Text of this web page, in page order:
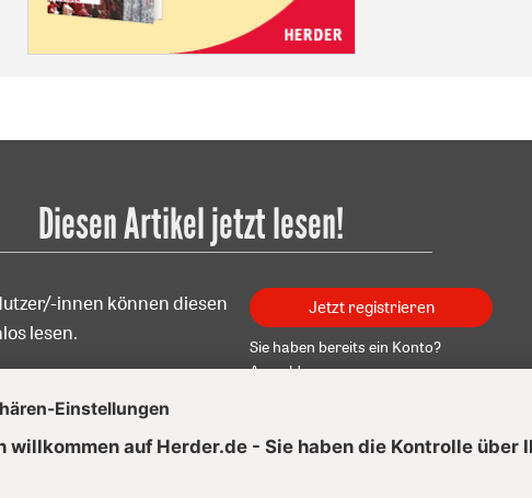
Diesen Artikel jetzt lesen!
innen können diesen
lesen.
Jetzt registrieren
Sie haben bereits ein Konto?
Anmelden